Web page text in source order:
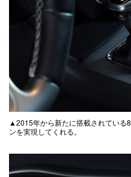
▲2015年から新たに搭載されている
ンを実現してくれる。